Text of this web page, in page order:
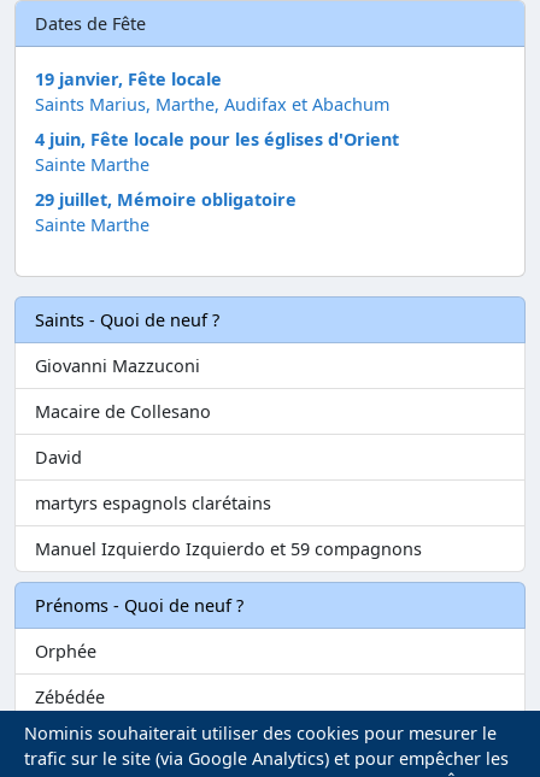
Dates de Fête
19 janvier, Fête locale
Saints Marius, Marthe, Audifax et Abachum
4 juin, Fête locale pour les églises d'Orient
Sainte Marthe
29 juillet, Mémoire obligatoire
Sainte Marthe
Saints - Quoi de neuf ?
Giovanni Mazzuconi
Macaire de Collesano
David
martyrs espagnols clarétains
Manuel Izquierdo Izquierdo et 59 compagnons
Prénoms - Quoi de neuf ?
Orphée
Zébédée
Melvil
Nominis souhaiterait utiliser des cookies pour mesurer le
trafic sur le site (via Google Analytics) et pour empêcher les